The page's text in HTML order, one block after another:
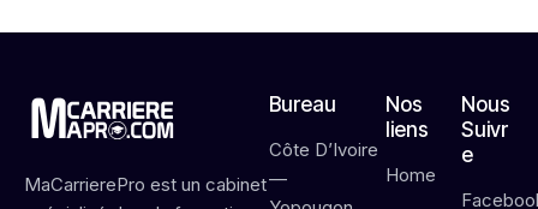
MaCarrierePro est un cabinet
Bureau
Côte D’Ivoire
—
Nos
liens
Home
Nous
Suivr
e